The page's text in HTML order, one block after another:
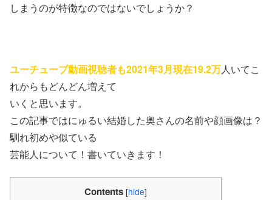
しまうのが特徴なのではないでしょうか？
ユーチューブ動画視聴者も2021年3月現在19.2万人いてこ
れからもどんどん増えて
いくと思います。
この記事ではにゅるい結婚した奥さんの名前や顔画像は？
馴れ初めや似ている
芸能人について！書いていきます！
Contents [hide]